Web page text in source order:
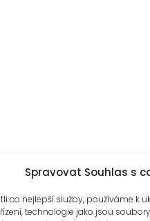
Spravovat Souhlas s
co nejlepší služby, používáme k
technologie jako jsou